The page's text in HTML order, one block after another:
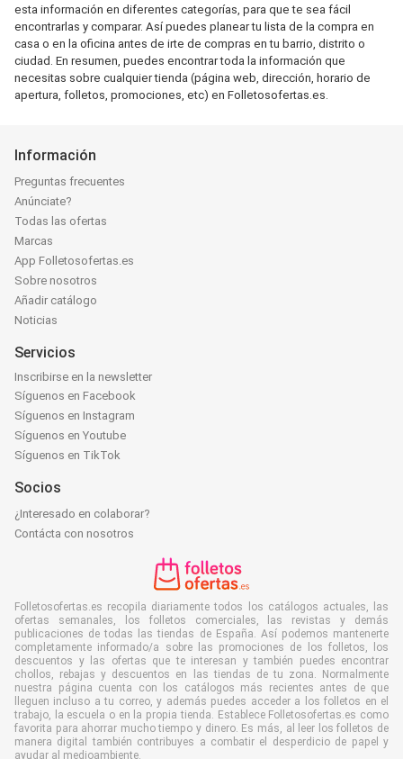
esta información en diferentes categorías, para que te sea fácil
encontrarlas y comparar. Así puedes planear tu lista de la compra en
casa o en la oficina antes de irte de compras en tu barrio, distrito o
ciudad. En resumen, puedes encontrar toda la información que
necesitas sobre cualquier tienda (página web, dirección, horario de
apertura, folletos, promociones, etc) en Folletosofertas.es.
Información
Preguntas frecuentes
Anúnciate?
Todas las ofertas
Marcas
App Folletosofertas.es
Sobre nosotros
Añadir catálogo
Noticias
Servicios
Inscribirse en la newsletter
Síguenos en Facebook
Síguenos en Instagram
Síguenos en Youtube
Síguenos en TikTok
Socios
¿Interesado en colaborar?
Contácta con nosotros
Folletosofertas.es recopila diariamente todos los catálogos actuales, las
ofertas semanales, los folletos comerciales, las revistas y demás
publicaciones de todas las tiendas de España. Así podemos mantenerte
completamente informado/a sobre las promociones de los folletos, los
descuentos y las ofertas que te interesan y también puedes encontrar
chollos, rebajas y descuentos en las tiendas de tu zona. Normalmente
nuestra página cuenta con los catálogos más recientes antes de que
lleguen incluso a tu correo, y además puedes acceder a los folletos en el
trabajo, la escuela o en la propia tienda. Establece Folletosofertas.es como
favorita para ahorrar mucho tiempo y dinero. Es más, al leer los folletos de
manera digital también contribuyes a combatir el desperdicio de papel y
ayudar al medioambiente.